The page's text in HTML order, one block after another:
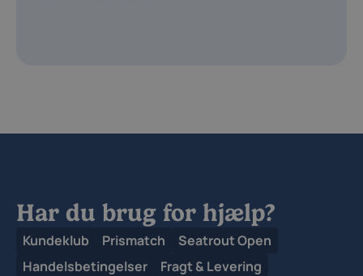
Har du brug for hjælp?
Kundeklub Prismatch
Seatrout Open
Handelsbetingelser
Fragt & Levering